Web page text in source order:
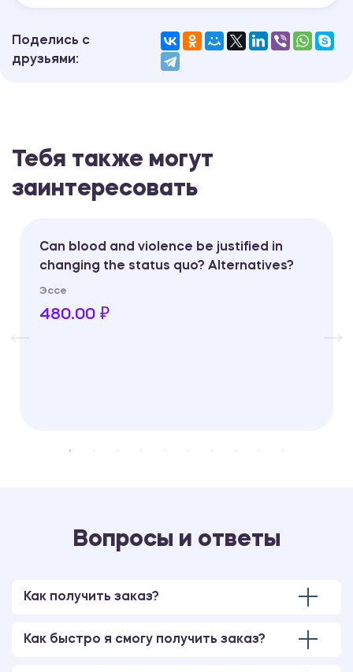
Поделись с
друзьями:
Тебя также могут
заинтересовать
Can blood and violence be justified in
changing the status quo? Alternatives?
Эссе
480.00 ₽
Вопросы и ответы
Как получить заказ?
Как быстро я смогу получить заказ?